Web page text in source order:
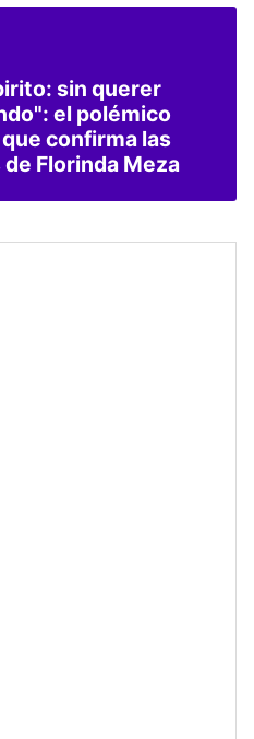
sin querer
el polémico
confirma las
Florinda Meza